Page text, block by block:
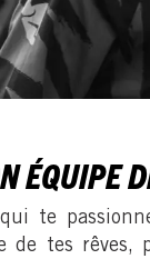
ÉQUIPE
te
de tes rêves,